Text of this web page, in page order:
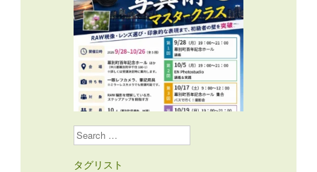
Search
タグリスト